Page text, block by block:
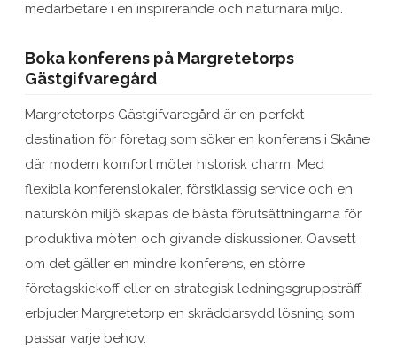
medarbetare i en inspirerande och naturnära miljö.
Boka konferens på Margretetorps
Gästgifvaregård
Margretetorps Gästgifvaregård är en perfekt
destination för företag som söker en konferens i Skåne
där modern komfort möter historisk charm. Med
flexibla konferenslokaler, förstklassig service och en
naturskön miljö skapas de bästa förutsättningarna för
produktiva möten och givande diskussioner. Oavsett
om det gäller en mindre konferens, en större
företagskickoff eller en strategisk ledningsgruppsträff,
erbjuder Margretetorp en skräddarsydd lösning som
passar varje behov.